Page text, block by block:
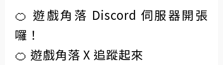
🍊 遊戲角落 Discord 伺服器開張
囉！
🍊 遊戲角落 X 追蹤起來